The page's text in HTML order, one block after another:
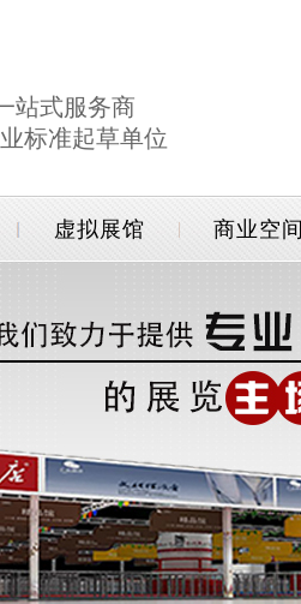
站式服务商
标准起草单位
虚拟展馆 商业空间